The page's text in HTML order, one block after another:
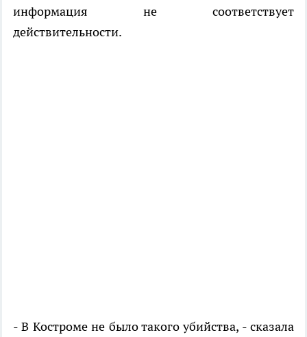
информация не соответствует
действительности.
- В Костроме не было такого убийства, - сказала